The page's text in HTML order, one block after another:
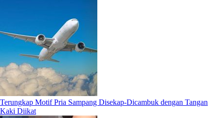
Terungkap Motif Pria Sampang Disekap-Dicambuk dengan Tangan
Kaki Diikat